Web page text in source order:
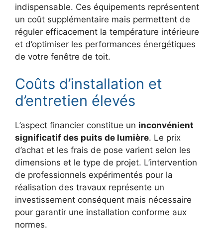
indispensable. Ces équipements représentent
un coût supplémentaire mais permettent de
réguler efficacement la température intérieure
et d’optimiser les performances énergétiques
de votre fenêtre de toit.
Coûts d’installation et
d’entretien élevés
L’aspect financier constitue un inconvénient
significatif des puits de lumière. Le prix
d’achat et les frais de pose varient selon les
dimensions et le type de projet. L’intervention
de professionnels expérimentés pour la
réalisation des travaux représente un
investissement conséquent mais nécessaire
pour garantir une installation conforme aux
normes.